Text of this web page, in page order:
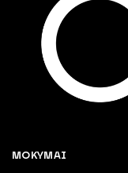
MOKYMAI